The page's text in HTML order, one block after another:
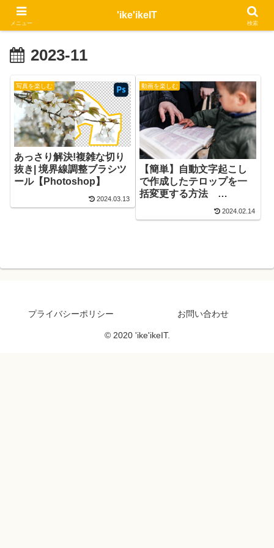
2023-11
写真を楽しむ
あっさり解決!複雑な切り
抜き| 境界線調整ブラシツ
ール【Photoshop】
2024.03.13
動画を楽しむ
【簡単】自動文字起こし
で作成したテロップを一
括変更する方法
【Premiere Pro】
2024.02.14
プライバシーポリシー お問い合わせ
© 2020 'ike'ikeIT.
メニュー
'ike'ikeIT
検索